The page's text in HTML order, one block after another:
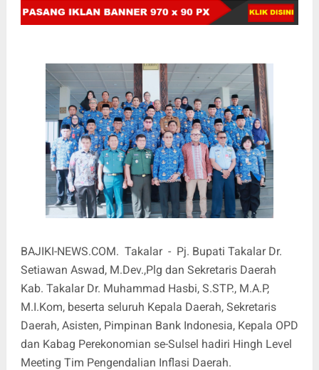
BAJIKI-NEWS.COM. Takalar - Pj. Bupati Takalar Dr.
Setiawan Aswad, M.Dev.,Plg dan Sekretaris Daerah
Kab. Takalar Dr. Muhammad Hasbi, S.STP., M.A.P,
M.I.Kom, beserta seluruh Kepala Daerah, Sekretaris
Daerah, Asisten, Pimpinan Bank Indonesia, Kepala OPD
dan Kabag Perekonomian se-Sulsel hadiri Hingh Level
Meeting Tim Pengendalian Inflasi Daerah.